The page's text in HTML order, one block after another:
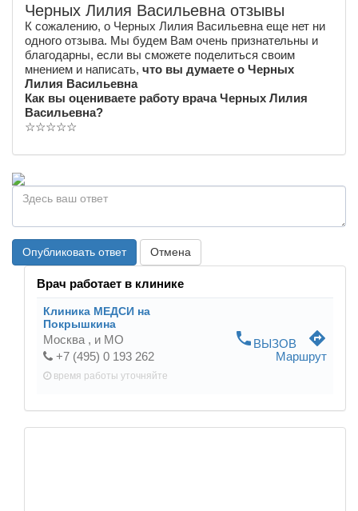
Черных Лилия Васильевна отзывы
К сожалению, о Черных Лилия Васильевна еще нет ни
одного отзыва. Мы будем Вам очень признательны и
благодарны, если вы сможете поделиться своим
мнением и написать, что вы думаете о Черных
Лилия Васильевна
Как вы оцениваете работу врача Черных Лилия
Васильевна?
☆☆☆☆☆
Опубликовать ответ Отмена
Врач работает в клинике
Клиника МЕДСИ на
Покрышкина
Москва , и МО
+7 (495) 0 193 262
время работы уточняйте
phone ВЫЗОВ directions
Маршрут